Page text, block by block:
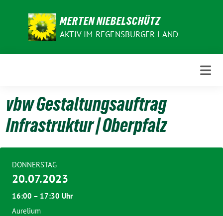
MERTEN NIEBELSCHÜTZ
AKTIV IM REGENSBURGER LAND
vbw Gestaltungsauftrag
Infrastruktur | Oberpfalz
DONNERSTAG
20.07.2023
16:00 – 17:30 Uhr
Aurelium